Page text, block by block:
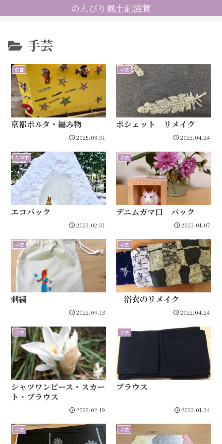
のんびり風土記滋賀
手芸
京都
京都ポルタ・編み物
2025.03.01
手芸
ポシェット リメイク
2023.04.24
大津市
エコバック
2023.02.01
手芸
デニムガマ口 バック
2023.01.07
手芸
刺繍
2022.09.13
手芸
浴衣のリメイク
2022.04.24
手芸
シャツワンピース・スカー
ト・ブラウス
2022.02.19
手芸
ブラウス
2022.01.24
手芸 手芸